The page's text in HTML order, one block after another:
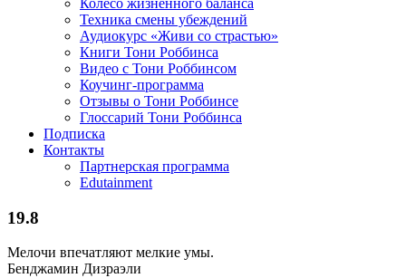
Колесо жизненного баланса
Техника смены убеждений
Аудиокурс «Живи со страстью»
Книги Тони Роббинса
Видео с Тони Роббинсом
Коучинг-программа
Отзывы о Тони Роббинсе
Глоссарий Тони Роббинса
Подписка
Контакты
Партнерская программа
Edutainment
19.8
Мелочи впечатляют мелкие умы.
Бенджамин Дизраэли